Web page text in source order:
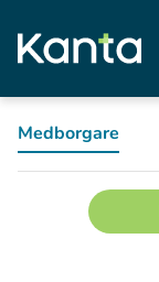
Medborgare